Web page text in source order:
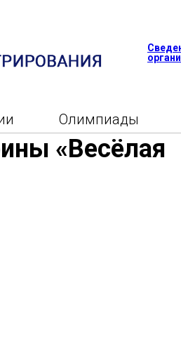
Олимпиады
«Весёлая